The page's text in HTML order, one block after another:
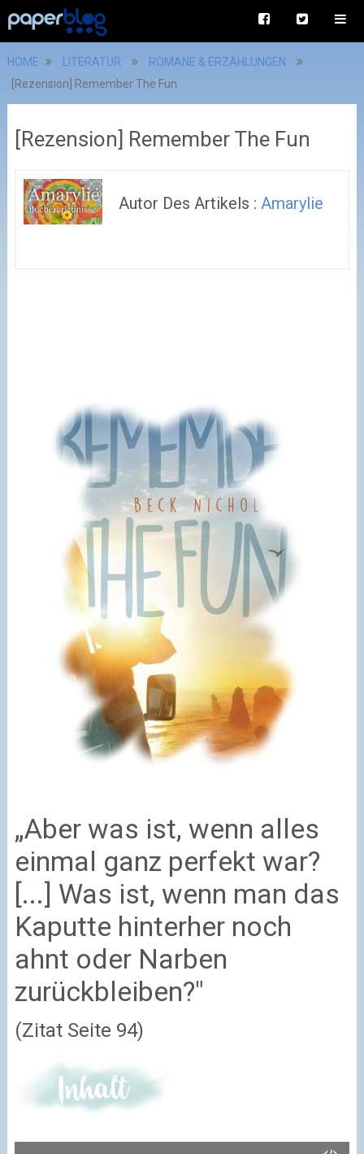
HOME LITERATUR
ROMANE & ERZÄHLUNGEN
[Rezension] Remember The Fun
[Rezension] Remember The Fun
Autor Des Artikels :Amarylie
„Aber was ist, wenn alles
einmal ganz perfekt war?
[...] Was ist, wenn man das
Kaputte hinterher noch
ahnt oder Narben
zurückbleiben?"
(Zitat Seite 94)